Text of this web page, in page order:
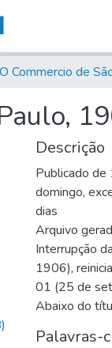
O Commercio de
Descrição
Publicado
domingo,
dias
Arquivo
Interrupção
1906),
01 (25 de
Abaixo do
Palavras-